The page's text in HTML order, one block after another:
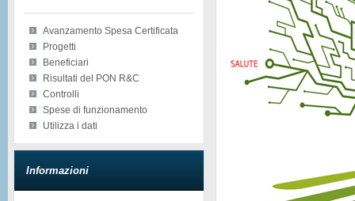
Avanzamento Spesa Certificata
Progetti
Beneficiari
Risultati del PON R&C
Controlli
Spese di funzionamento
Utilizza i dati
Informazioni